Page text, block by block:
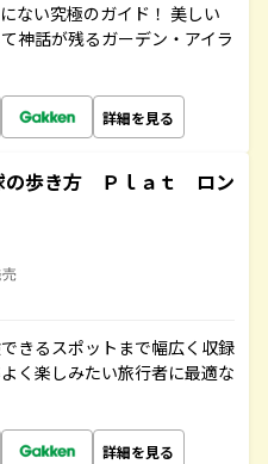
ない究極のガイド！ 美しい
神話が残るガーデン・アイラ
詳細を見る
歩き方 Ｐｌａｔ ロン
きるスポットまで幅広く収録
く楽しみたい旅行者に最適な
詳細を見る